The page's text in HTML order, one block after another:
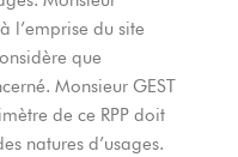
l’emprise du site
que
Monsieur GEST
de ce RPP doit
natures d’usages.